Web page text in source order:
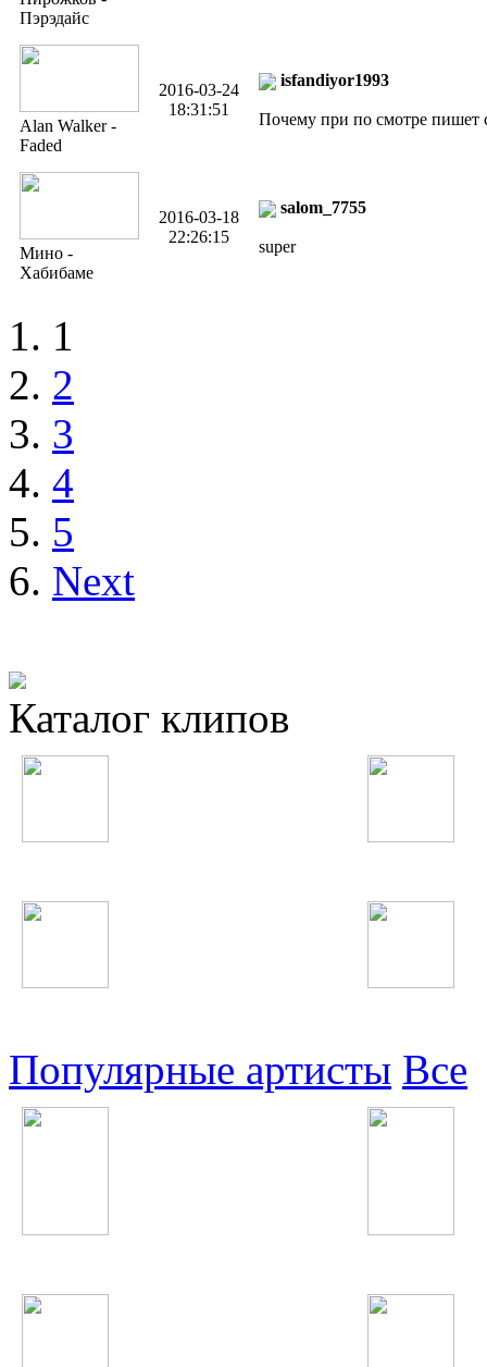
Пэрэдайс
Alan Walker -
Faded
2016-03-24
18:31:51
isfandiyor1993
Почему при по смотре пишет
Мино -
Хабибаме
2016-03-18
22:26:15
salom_7755
super
1
2
3
4
5
Next
Каталог клипов
Популярные артисты Все